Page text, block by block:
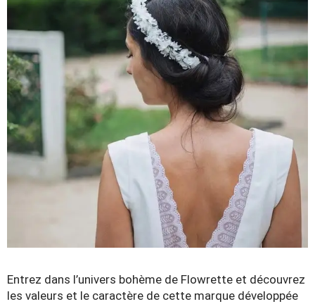
Entrez dans l’univers bohème de Flowrette et découvrez
les valeurs et le caractère de cette marque développée